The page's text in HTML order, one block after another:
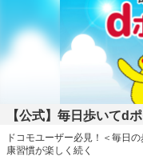
【公式】毎日歩いてd
ドコモユーザー必見！＜毎日
康習慣が楽しく続く